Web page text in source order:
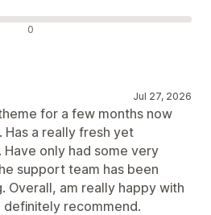
0
Jul 27, 2026
for a few months now
a really fresh yet
only had some very
support team has been
Overall, am really happy with
recommend.